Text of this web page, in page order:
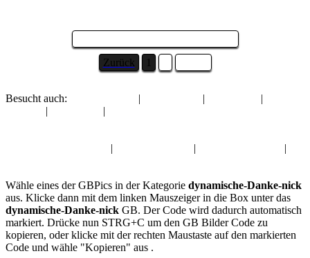
Zurück
1
Besucht auch: | | |
| |
| |
|
Wähle eines der GBPics in der Kategorie dynamische-Danke-nick
aus. Klicke dann mit dem linken Mauszeiger in die Box unter das
dynamische-Danke-nick GB. Der Code wird dadurch automatisch
markiert. Drücke nun STRG+C um den GB Bilder Code zu
kopieren, oder klicke mit der rechten Maustaste auf den markierten
Code und wähle "Kopieren" aus .